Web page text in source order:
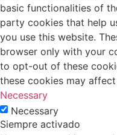
basic functionalities of
party cookies that help
you use this website.
browser only with your
to opt-out of these
these cookies may
Necessary
Necessary
Siempre activado